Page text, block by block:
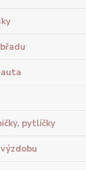
pytlíčky